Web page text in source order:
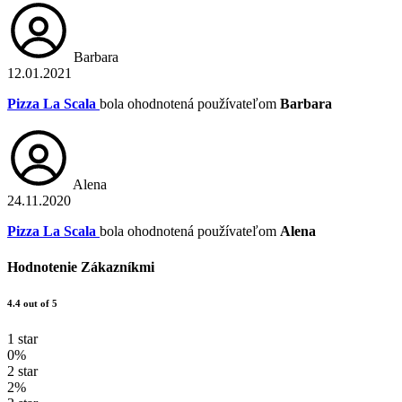
Barbara
12.01.2021
Pizza La Scala bola ohodnotená používateľom Barbara
Alena
24.11.2020
Pizza La Scala bola ohodnotená používateľom Alena
Hodnotenie Zákazníkmi
4.4 out of 5
1 star
0%
2 star
2%